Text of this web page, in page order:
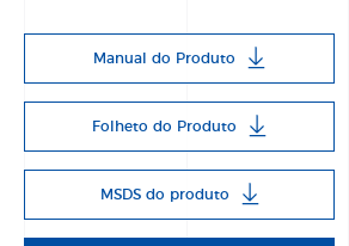
Manual do Produto
Folheto do Produto
MSDS do produto